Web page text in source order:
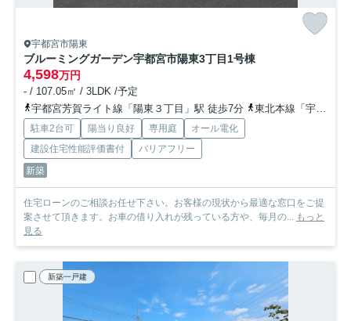
宇都宮市陽東
ブルーミングガーデン宇都宮市陽東3丁目1号棟
4,598万円
- / 107.05㎡ / 3LDK /予定
宇都宮芳賀ライト線「陽東３丁目」駅 徒歩7分
東北本線「宇都宮」駅 徒歩36分
駐車2台可 陽当り良好 専用庭
オール電化
建設住宅性能評価書付
バリアフリー
新築
住宅ローンのご相談お任せ下さい。お客様の現状から最適な窓口をご提
案させて頂きます。お車の借り入れが残っている方や、毎月の... もっと
見る
新築一戸建